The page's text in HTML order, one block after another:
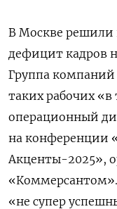
В Москве решили
дефицит кадров
Группа компаний
таких рабочих
операционный
на конференции
Акценты-2025»,
«не супер